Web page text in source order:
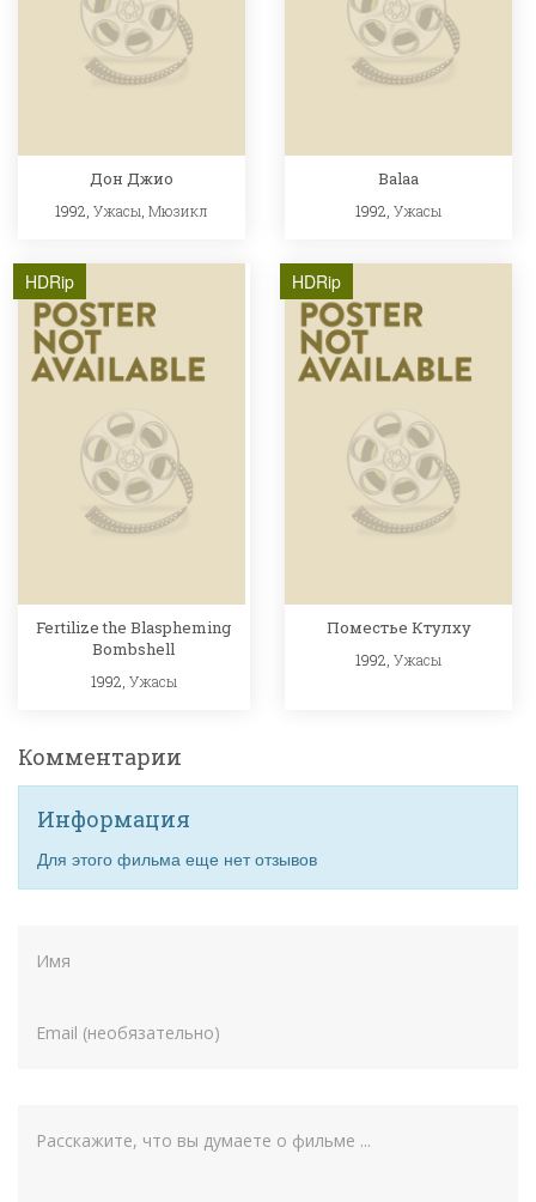
Дон Джио
1992, Ужасы Мюзикл
Balaa
1992,Ужасы
HDRip
Fertilize the Blaspheming
Bombshell
1992, Ужасы
HDRip
Поместье Ктулху
1992,Ужасы
Комментарии
Информация
Для этого фильма еще нет отзывов